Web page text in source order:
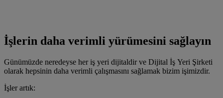
İşlerin daha verimli yürümesini sağlayın
Günümüzde neredeyse her iş yeri dijitaldir ve Dijital İş Yeri Şirketi
olarak hepsinin daha verimli çalışmasını sağlamak bizim işimizdir.
İşler artık: